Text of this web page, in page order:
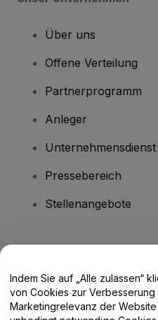
Über uns
Offene Verteilung
Partnerprogramm
Anleger
Unternehmensdienst
Pressebereich
Stellenangebote
Hilfe-Center /
Indem Sie auf „Alle zulassen“
von Cookies zur Verbesserung
Marketingrelevanz der Website zu. Ansonsten verwenden